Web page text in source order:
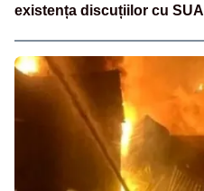
existența discuțiilor cu SUA